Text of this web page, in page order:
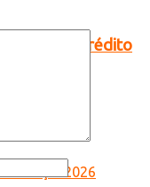
Expoacre crédito